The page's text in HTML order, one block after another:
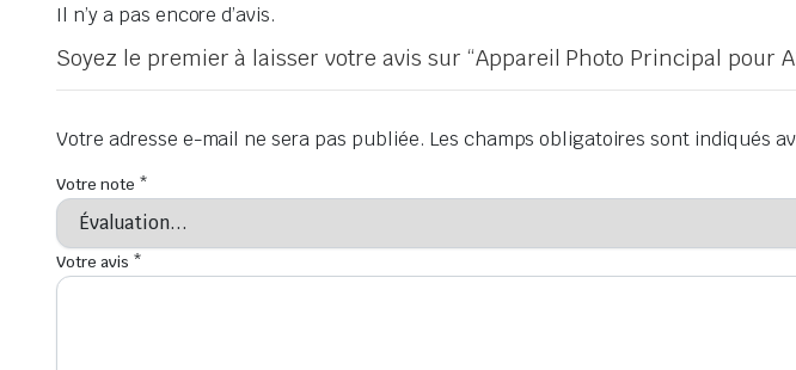
Il n’y a pas encore d’avis.
Soyez le premier à laisser votre avis sur “Appareil Photo Principal pour
Votre adresse e-mail ne sera pas publiée. Les champs obligatoires sont indiqués
Votre note *
Votre avis *